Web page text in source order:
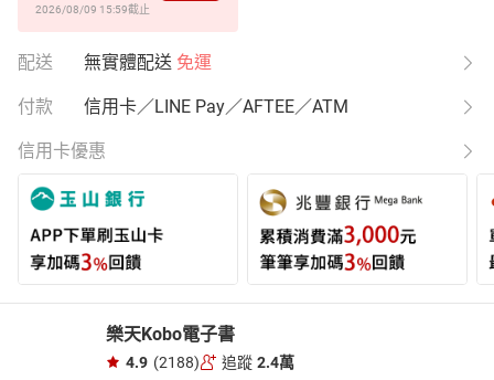
2026/08/09 15:59截止
配送 無實體配送 免運
付款 信用卡／LINE Pay／AFTEE／ATM
信用卡優惠
樂天Kobo電子書
4.9 (2188) 追蹤 2.4萬